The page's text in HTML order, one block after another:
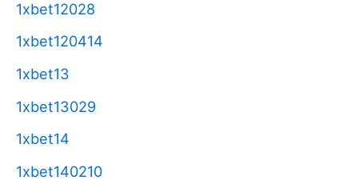
1xbet12028
1xbet120414
1xbet13
1xbet13029
1xbet14
1xbet140210